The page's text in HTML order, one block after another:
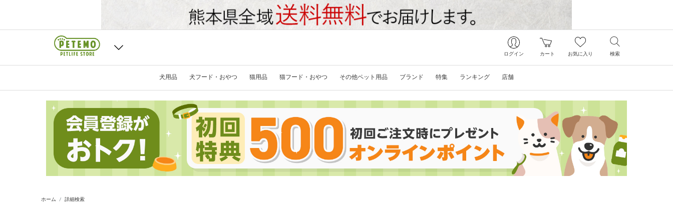
ログイン カート お気に入り 検索
犬用品 犬フード・おやつ 猫用品 猫フード・おやつ その他ペット用品 ブランド 特集 ランキング 店舗
ホーム 詳細検索